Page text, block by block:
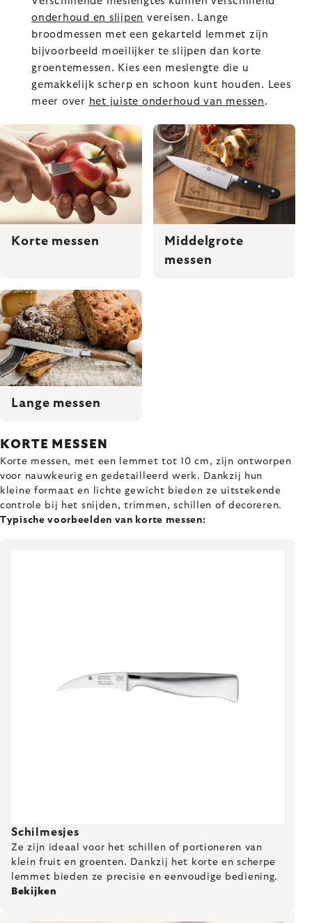
onderhoud en slijpen vereisen. Lange
broodmessen met een gekarteld lemmet zijn
bijvoorbeeld moeilijker te slijpen dan korte
groentemessen. Kies een meslengte die u
gemakkelijk scherp en schoon kunt houden. Lees
meer over het juiste onderhoud van messen .
Korte messen
Middelgrote
messen
Lange messen
KORTE MESSEN
Korte messen, met een lemmet tot 10 cm, zijn ontworpen
voor nauwkeurig en gedetailleerd werk. Dankzij hun
kleine formaat en lichte gewicht bieden ze uitstekende
controle bij het snijden, trimmen, schillen of decoreren.
Typische voorbeelden van korte messen:
Schilmesjes
Ze zijn ideaal voor het schillen of portioneren van
klein fruit en groenten. Dankzij het korte en scherpe
lemmet bieden ze precisie en eenvoudige bediening.
Bekijken